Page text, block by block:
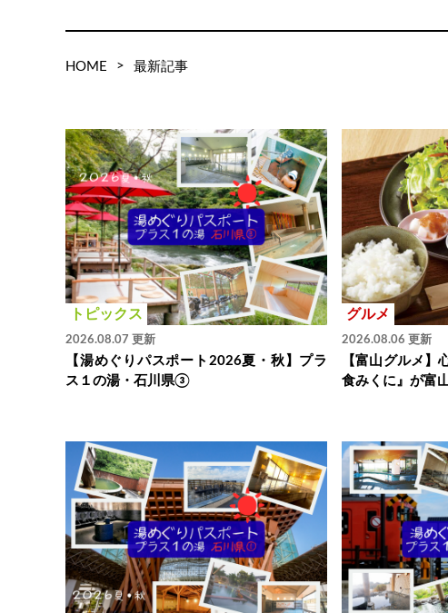
HOME > 最新記事
トピックス
2026.08.07 更新
【湯めぐりパスポート2026夏・秋】プラ
ス１の湯・石川県③
グルメ
2026.08.06 更新
【富山グルメ】
食みくに』が富